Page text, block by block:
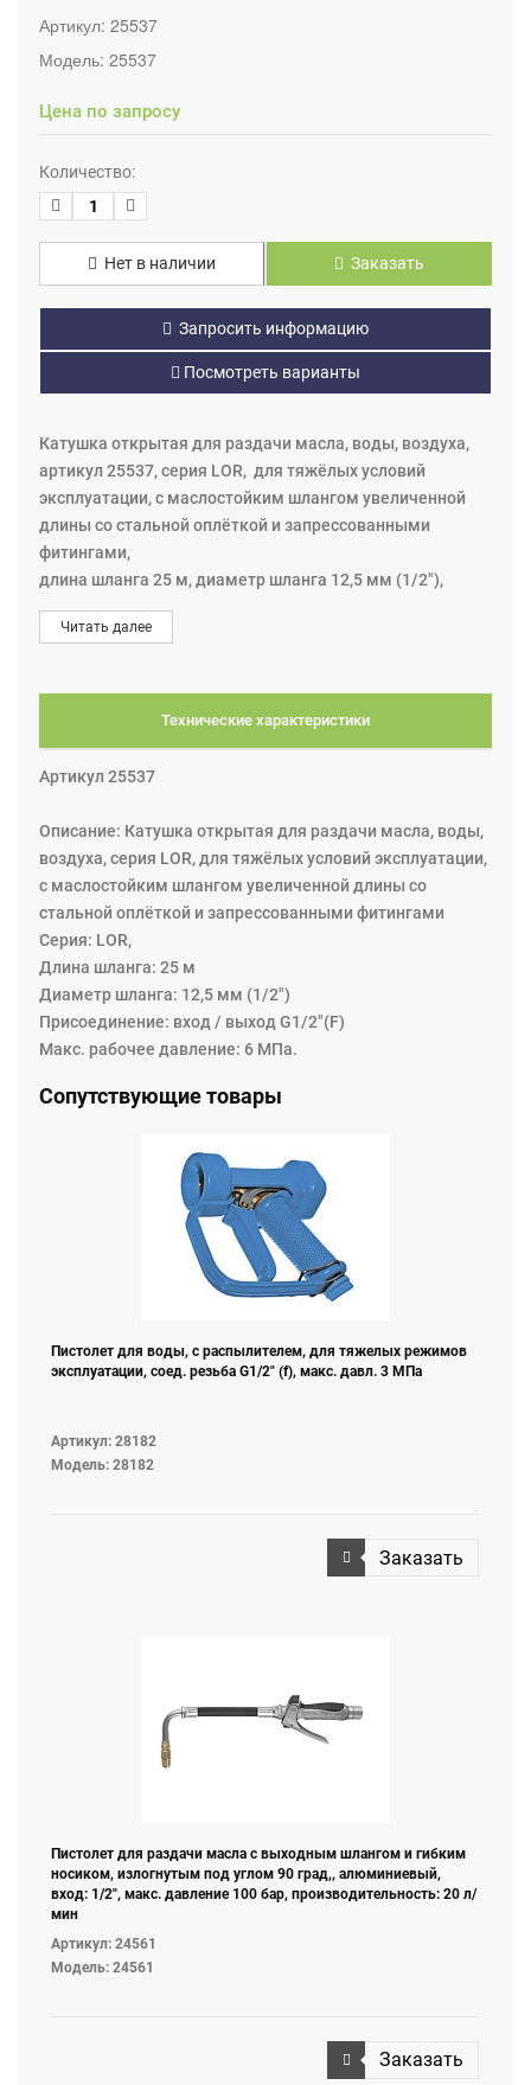
Артикул: 25537
Модель: 25537
Цена по запросу
Количество:
Нет в наличии Заказать
Запросить информацию
Посмотреть варианты
Катушка открытая для раздачи масла, воды, воздуха,
артикул 25537, серия LOR, для тяжёлых условий
эксплуатации, с маслостойким шлангом увеличенной
длины со стальной оплёткой и запрессованными
фитингами,
длина шланга 25 м, диаметр шланга 12,5 мм (1/2"),
присоединение: вход / выход: G1/2"(F), макс. рабочее
давление 6 МПа (60 бар).
Читать далее
Технические характеристики
Артикул 25537
Описание: Катушка открытая для раздачи масла, воды,
воздуха, серия LOR, для тяжёлых условий эксплуатации,
с маслостойким шлангом увеличенной длины со
стальной оплёткой и запрессованными фитингами
Серия: LOR,
Длина шланга: 25 м
Диаметр шланга: 12,5 мм (1/2")
Присоединение: вход / выход G1/2"(F)
Макс. рабочее давление: 6 МПа.
Сопутствующие товары
Пистолет для воды, с распылителем, для тяжелых режимов
эксплуатации, соед. резьба G1/2" (f), макс. давл. 3 МПа
Артикул: 28182
Модель: 28182
Заказать
Пистолет для раздачи масла с выходным шлангом и гибким
носиком, излогнутым под углом 90 град,, алюминиевый,
вход: 1/2", макс. давление 100 бар, производительность: 20 л/
мин
Артикул: 24561
Модель: 24561
Заказать